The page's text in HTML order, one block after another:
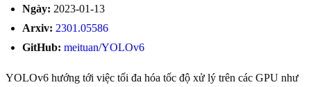
Ngày: 2023-01-13
Arxiv: 2301.05586
GitHub: meituan/YOLOv6
YOLOv6 hướng tới việc tối đa hóa tốc độ xử lý trên các GPU như